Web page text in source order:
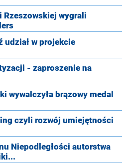
wygrali
udział w projekcie
- zaproszenie na
wywalczyła brązowy medal
czyli rozwój umiejętności
Niepodległości autorstwa